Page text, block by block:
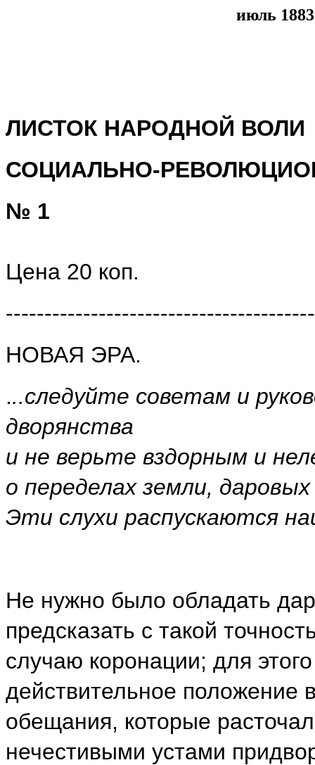
июль
ЛИСТОК НАРОДНОЙ ВОЛИ
СОЦИАЛЬНО-
№ 1
Цена 20 коп.
НОВАЯ ЭРА.
...следуйте советам и
дворянства
и не верьте вздорным и
о переделах земли,
Эти слухи распускаются
Не нужно было обладать
предсказать с такой
случаю коронации; для
действительное
обещания, которые
нечестивыми устами